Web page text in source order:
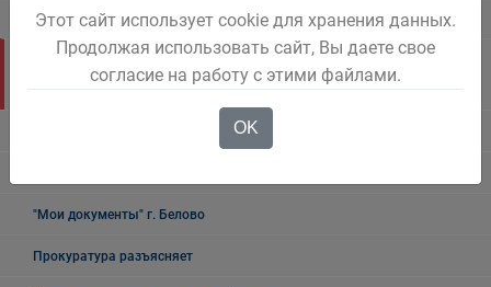
УФМС
Государственное казенное учреждение «Кадровый центр Кузбасса»
"Мои документы" г. Белово
Прокуратура разъясняет
Этот сайт использует cookie для хранения данных.
Продолжая использовать сайт, Вы даете свое
согласие на работу с этими файлами.
OK